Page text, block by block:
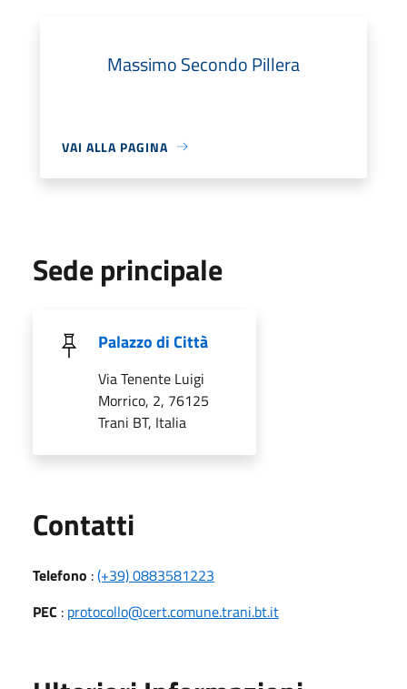
Massimo Secondo Pillera
VAI ALLA PAGINA
Sede principale
Palazzo di Città
Via Tenente Luigi
Morrico, 2, 76125
Trani BT, Italia
Contatti
Telefono :(+39) 0883581223
PEC : protocollo@cert.comune.trani.bt.it